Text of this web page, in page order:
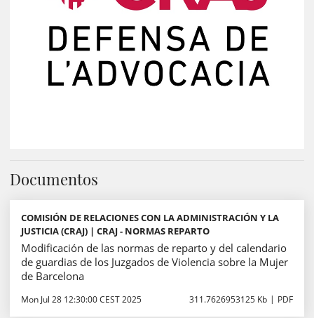
Documentos
COMISIÓN DE RELACIONES CON LA ADMINISTRACIÓN Y LA
JUSTICIA (CRAJ) | CRAJ - NORMAS REPARTO
Modificación de las normas de reparto y del calendario
de guardias de los Juzgados de Violencia sobre la Mujer
de Barcelona
Mon Jul 28 12:30:00 CEST 2025 311.7626953125 Kb PDF